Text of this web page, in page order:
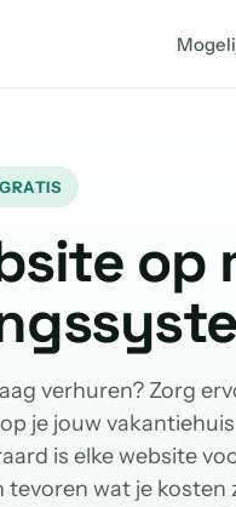
op
verhuren? Zorg
je jouw
is elke website
wat je kosten